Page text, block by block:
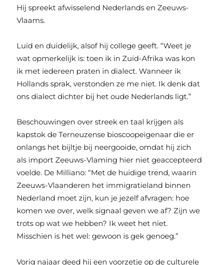
Hij spreekt afwisselend Nederlands en Zeeuws-
Vlaams.
Luid en duidelijk, alsof hij college geeft. “Weet je
wat opmerkelijk is: toen ik in Zuid-Afrika was kon
ik met iedereen praten in dialect. Wanneer ik
Hollands sprak, verstonden ze me niet. Ik denk dat
ons dialect dichter bij het oude Nederlands ligt.”
Beschouwingen over streek en taal krijgen als
kapstok de Terneuzense bioscoopeigenaar die er
onlangs het bijltje bij neergooide, omdat hij zich
als import Zeeuws-Vlaming hier niet geaccepteerd
voelde. De Milliano: “Met de huidige trend, waarin
Zeeuws-Vlaanderen het immigratieland binnen
Nederland moet zijn, kun je jezelf afvragen: hoe
komen we over, welk signaal geven we af? Zijn we
trots op wat we hebben? Ik weet het niet.
Misschien is het wel: gewoon is gek genoeg.”
Vorig najaar deed hij een voorzetje op de culturele